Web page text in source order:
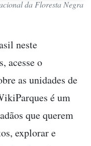
da Floresta Negra
neste
acesse o
as unidades de
é um
que querem
explorar e